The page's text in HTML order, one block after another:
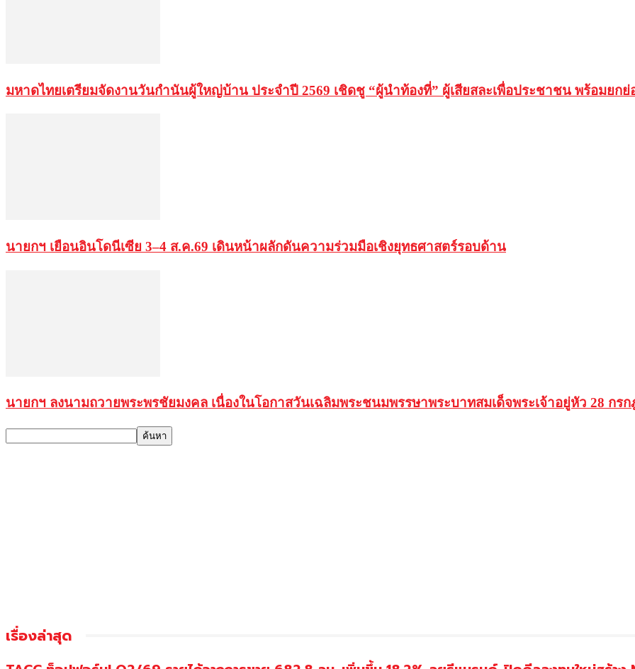
มหาดไทยเตรียมจัดงานวันกำนันผู้ใหญ่บ้าน ประจำปี 2569 เชิดชู “ผู้นำท้องที่” ผู้เสียสละเพื่อประชาชน พร้อมยกย่
นายกฯ เยือนอินโดนีเซีย 3–4 ส.ค.69 เดินหน้าผลักดันความร่วมมือเชิงยุทธศาสตร์รอบด้าน
นายกฯ ลงนามถวายพระพรชัยมงคล เนื่องในโอกาสวันเฉลิมพระชนมพรรษาพระบาทสมเด็จพระเจ้าอยู่หัว 28 กร
เรื่องล่าสุด